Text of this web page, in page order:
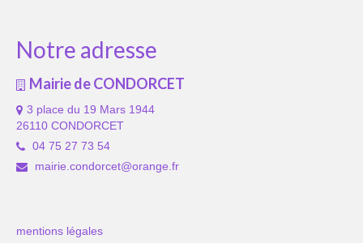
Notre adresse
Mairie de CONDORCET
3 place du 19 Mars 1944
26110 CONDORCET
04 75 27 73 54
mairie.condorcet@orange.fr
mentions légales